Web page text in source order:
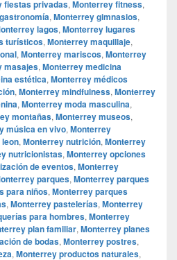
fiestas privadas, Monterrey fitness,
, Monterrey gimnasios,
lagos, Monterrey lugares
turísticos, Monterrey maquillaje,
, Monterrey mariscos, Monterrey
masajes, Monterrey medicina
estética, Monterrey médicos
, Monterrey mindfulness, Monterrey
, Monterrey moda masculina,
montañas, Monterrey museos,
música en vivo, Monterrey
, Monterrey nutrición, Monterrey
nutricionistas, Monterrey opciones
de eventos, Monterrey
parques, Monterrey parques
para niños, Monterrey parques
, Monterrey pastelerías, Monterrey
para hombres, Monterrey
plan familiar, Monterrey planes
de bodas, Monterrey postres,
, Monterrey productos naturales,